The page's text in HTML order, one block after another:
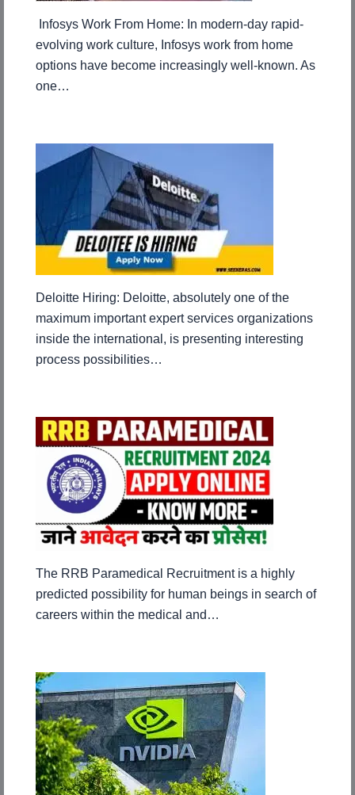
Infosys Work From Home: In modern-day rapid-
evolving work culture, Infosys work from home
options have become increasingly well-known. As
one…
Deloitte Hiring: Deloitte, absolutely one of the
maximum important expert services organizations
inside the international, is presenting interesting
process possibilities…
The RRB Paramedical Recruitment is a highly
predicted possibility for human beings in search of
careers within the medical and…